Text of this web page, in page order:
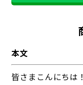
本文
皆さまこんにちは